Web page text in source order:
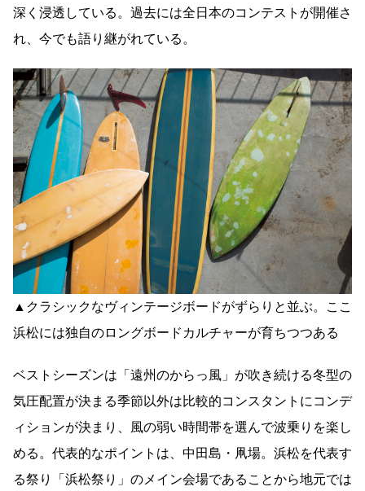
深く浸透している。過去には全日本のコンテストが開催さ
れ、今でも語り継がれている。
▲クラシックなヴィンテージボードがずらりと並ぶ。ここ
浜松には独自のロングボードカルチャーが育ちつつある
ベストシーズンは「遠州のからっ風」が吹き続ける冬型の
気圧配置が決まる季節以外は比較的コンスタントにコンデ
ィションが決まり、風の弱い時間帯を選んで波乗りを楽し
める。代表的なポイントは、中田島・凧場。浜松を代表す
る祭り「浜松祭り」のメイン会場であることから地元では